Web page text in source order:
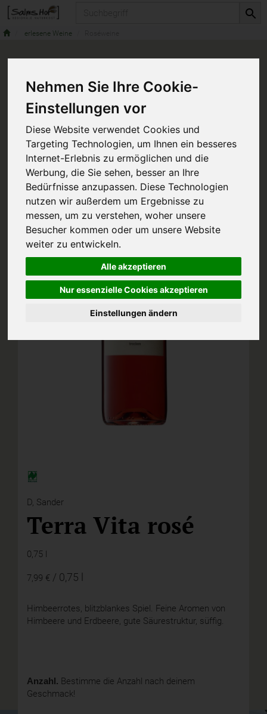
Nehmen Sie Ihre Cookie-
Einstellungen vor
Diese Website verwendet Cookies und
Targeting Technologien, um Ihnen ein besseres
Internet-Erlebnis zu ermöglichen und die
Werbung, die Sie sehen, besser an Ihre
Bedürfnisse anzupassen. Diese Technologien
nutzen wir außerdem um Ergebnisse zu
messen, um zu verstehen, woher unsere
Besucher kommen oder um unsere Website
weiter zu entwickeln.
Alle akzeptieren
Nur essenzielle Cookies akzeptieren
Einstellungen ändern
erlesene Weine
D, Sander
Terra Vita rosé
0,75 l
7,99 € / 0,75 l
Himbeerrotes, blitzblankes Spiel. Feine Aromen von
Himbeere und Erdbeere, gute Säurestruktur, süffig.
Anzahl. Bestimme die Anzahl nach deinem
Geschmack!